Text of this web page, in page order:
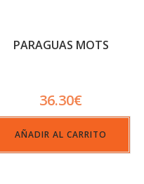
PARAGUAS MOTS
36.30€
AÑADIR AL CARRITO